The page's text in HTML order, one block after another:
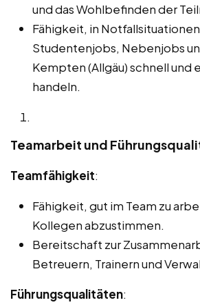
und das Wohlbefinden der
Fähigkeit, in
Studentenjobs, Nebenjobs
Kempten (Allgäu) schnell und
handeln.
Teamarbeit und
Teamfähigkeit:
Fähigkeit, gut im Team zu
Kollegen abzustimmen.
Bereitschaft zur
Betreuern, Trainern und
Führungsqualitäten: